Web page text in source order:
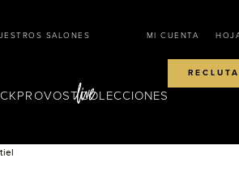
SALONES MI CUENTA
COLECCIONES